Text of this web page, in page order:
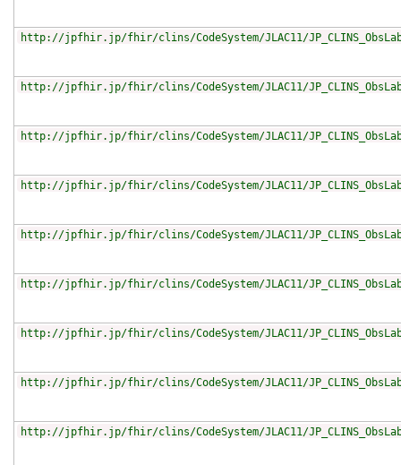
http://jpfhir.jp/fhir/clins/CodeSystem/JLAC11/
http://jpfhir.jp/fhir/clins/CodeSystem/JLAC11/
http://jpfhir.jp/fhir/clins/CodeSystem/JLAC11/
http://jpfhir.jp/fhir/clins/CodeSystem/JLAC11/
http://jpfhir.jp/fhir/clins/CodeSystem/JLAC11/
http://jpfhir.jp/fhir/clins/CodeSystem/JLAC11/
http://jpfhir.jp/fhir/clins/CodeSystem/JLAC11/
http://jpfhir.jp/fhir/clins/CodeSystem/JLAC11/
http://jpfhir.jp/fhir/clins/CodeSystem/JLAC11/